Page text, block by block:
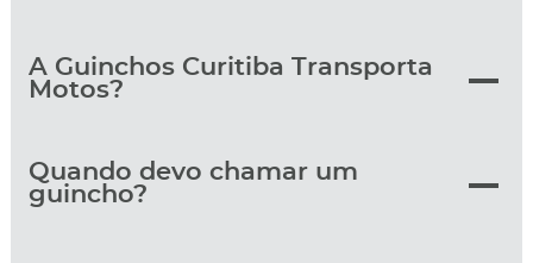
A Guinchos Curitiba Transporta
Motos?
Quando devo chamar um
guincho?